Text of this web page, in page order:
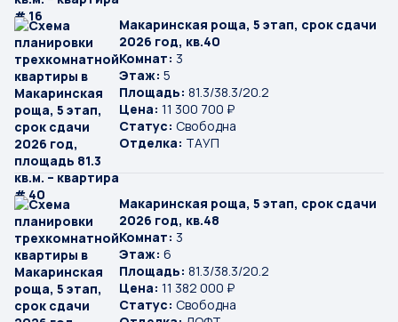
Макаринская роща, 5 этап, срок сдачи
2026 год, кв.40
Комнат: 3
Этаж: 5
Площадь: 81.3/38.3/20.2
Цена: 11 300 700 ₽
Статус: Свободна
Отделка: ТАУП
Макаринская роща, 5 этап, срок сдачи
2026 год, кв.48
Комнат: 3
Этаж: 6
Площадь: 81.3/38.3/20.2
Цена: 11 382 000 ₽
Статус: Свободна